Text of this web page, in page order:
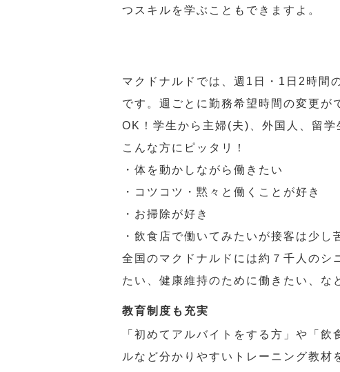
つスキルを学ぶこともできますよ。
マクドナルドでは、週1日・1日2時間
です。週ごとに勤務希望時間の変更が
OK！学生から主婦(夫)、外国人、留学
こんな方にピッタリ！
・体を動かしながら働きたい
・コツコツ・黙々と働くことが好き
・お掃除が好き
・飲食店で働いてみたいが接客は少し
全国のマクドナルドには約７千人の
たい、健康維持のために働きたい、な
教育制度も充実
「初めてアルバイトをする方」や「
ルなど分かりやすいトレーニング教材